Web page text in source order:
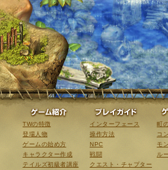
ニュース ゲーム紹介
TWの特徴
登場人物
ゲームの始め方
キャラクター作成
テイルズ初級者講座
インターフェース
操作方法
NPC
戦闘
クエスト・チャプター
町
コ
モ
ル